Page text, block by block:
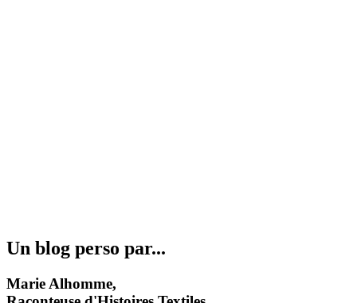
Un blog perso par...
Marie Alhomme,